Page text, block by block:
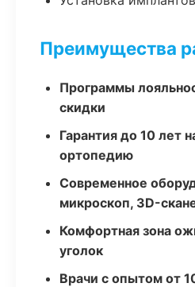
Преимущества
Программы
скидки
Гарантия до 10 лет
ортопедию
Современное
микроскоп, 3D-
Комфортная зона
уголок
Врачи с опытом от